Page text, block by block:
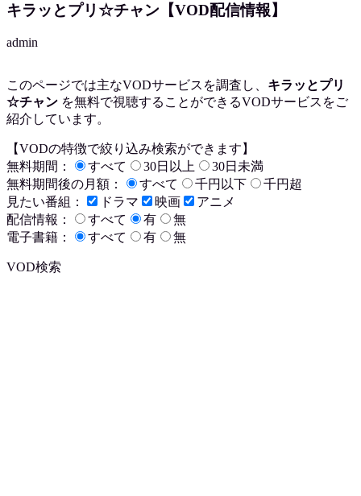
キラッとプリ☆チャン【VOD配信情報】
admin
このページでは主なVODサービスを調査し、 キラッとプリ
☆チャン を無料で視聴することができるVODサービスをご
紹介しています。
【VODの特徴で絞り込み検索ができます】
無料期間：
すべて 30日以上
30日未満
無料期間後の月額：
すべて 千円以下
千円超
見たい番組：
ドラマ 映画
アニメ
配信情報：
すべて 有
無
電子書籍：
すべて 有 無
VOD検索